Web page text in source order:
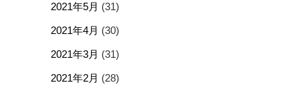
2021年5月 (31)
2021年4月 (30)
2021年3月 (31)
2021年2月 (28)